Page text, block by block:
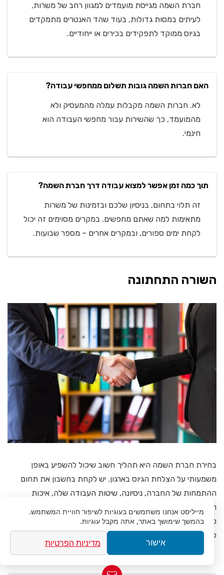
חברת השמה מגייסת מועמדים למגוון רחב של משרות,
לעיתים במסות גדולות, בעוד שהד האנטרים מתמקדים
בגיוס ממוקד לתפקידים בכירים או ייחודיים.
האם חברות השמה גובות תשלום ממחפשי עבודה?
לא. חברות השמה מקבלות עמלה מהמעסיק ולא
מהמועמד, כך שהשירות עבור מחפשי העבודה הוא
חינמי.
תוך כמה זמן אפשר למצוא עבודה דרך חברת השמה?
זה תלוי בתחום, בניסיון שלכם ובזמינות של משרות
מתאימות למה שאתם מחפשים. במקרים מסוימים זה יכול
לקחת ימים ספורים, ובמקרים אחרים – מספר שבועות.
השורה התחתונה
בחירת חברת השמה היא תהליך חשוב שיכול להשפיע באופן
משמעותי על הצלחת הגיוס בארגון. יש לקחת בחשבון את תחום
ההתמחות של החברה, ניסיונה, שיטות העבודה שלה, איכות
השירות, עלויות והתאמה לערכי הארגון. מומלץ לבצע השוואה בין
כמה חברות, לקרוא המלצות ולהתייעץ עם לקוחות קודמים לפני
קבלת החלטה.
מייליסט אנחנו משתמשים בעוגיות לשיפור חוויית המשתמש.
בהמשך שימושך באתר, אתה מקבל עוגיות.
אישור מדיניות הפרטיות